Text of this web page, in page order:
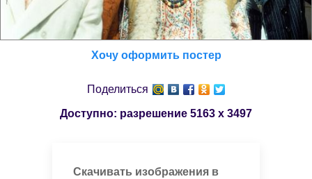
Хочу оформить постер
Поделиться
Доступно: разрешение 5163 x 3497
Скачивать изображения в